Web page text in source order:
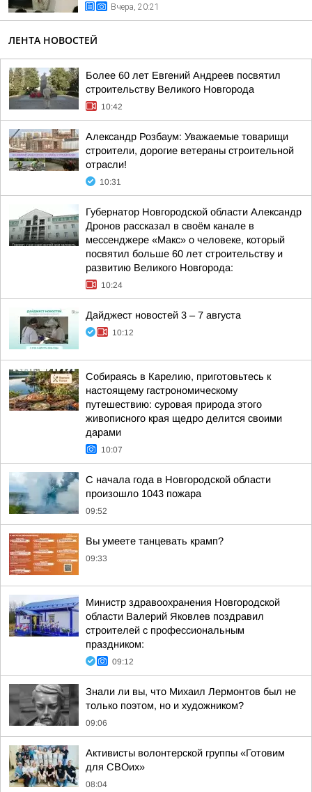
Вчера, 20:21
ЛЕНТА НОВОСТЕЙ
Более 60 лет Евгений Андреев посвятил
строительству Великого Новгорода
10:42
Александр Розбаум: Уважаемые товарищи
строители, дорогие ветераны строительной
отрасли!
10:31
Губернатор Новгородской области Александр
Дронов рассказал в своём канале в
мессенджере «Макс» о человеке, который
посвятил больше 60 лет строительству и
развитию Великого Новгорода:
10:24
Дайджест новостей 3 – 7 августа
10:12
Собираясь в Карелию, приготовьтесь к
настоящему гастрономическому
путешествию: суровая природа этого
живописного края щедро делится своими
дарами
10:07
С начала года в Новгородской области
произошло 1043 пожара
09:52
Вы умеете танцевать крамп?
09:33
Министр здравоохранения Новгородской
области Валерий Яковлев поздравил
строителей с профессиональным
праздником:
09:12
Знали ли вы, что Михаил Лермонтов был не
только поэтом, но и художником?
09:06
Активисты волонтерской группы «Готовим
для СВОих»
08:04